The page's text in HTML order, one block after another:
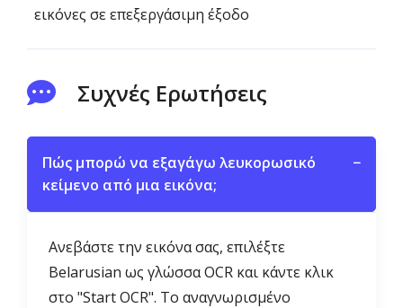
εικόνες σε επεξεργάσιμη έξοδο
Συχνές Ερωτήσεις
Πώς μπορώ να εξαγάγω λευκορωσικό
κείμενο από μια εικόνα;
−
Ανεβάστε την εικόνα σας, επιλέξτε
Belarusian ως γλώσσα OCR και κάντε κλικ
στο "Start OCR". Το αναγνωρισμένο